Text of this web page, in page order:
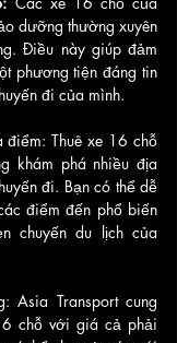
dưỡng thường xuyên
Điều này giúp đảm
phương tiện đáng tin
đi của mình.
điểm: Thuê xe 16 chỗ
khám phá nhiều địa
đi. Bạn có thể dễ
điểm đến phổ biến
chuyến du lịch của
Asia Transport cung
chỗ với giá cả phải